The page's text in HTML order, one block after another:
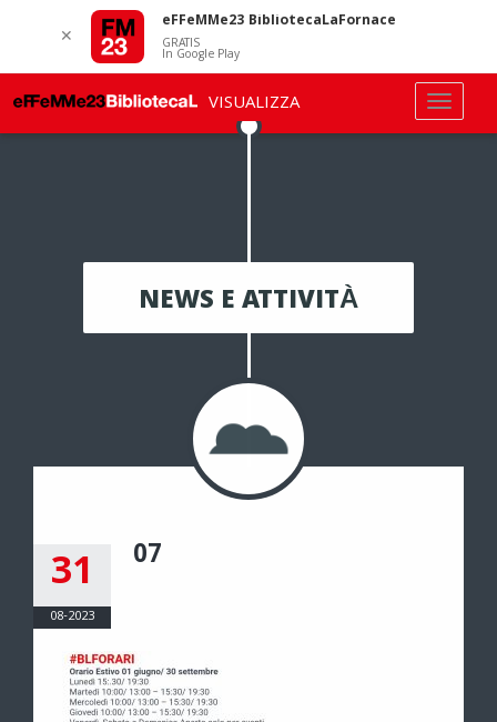
NEWS E ATTIVITÀ
31
08-2023
07
✕
eFFeMMe23 BibliotecaLaFornace
GRATIS
In Google Play
VISUALIZZA